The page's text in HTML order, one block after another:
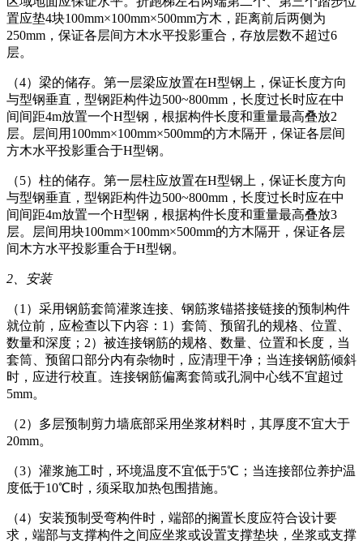
置应垫4块100mm×100mm×500mm方木，距离前后两侧为
250mm，保证各层间方木水平投影重合，存放层数不超过6
层。
（4）梁的储存。第一层梁应放置在H型钢上，保证长度方向
与型钢垂直，型钢距构件边500~800mm，长度过长时应在中
间间距4m放置一个H型钢，根据构件长度和重量最高叠放2
层。层间用100mm×100mm×500mm的方木隔开，保证各层间
方木水平投影重合于H型钢。
（5）柱的储存。第一层柱应放置在H型钢上，保证长度方向
与型钢垂直，型钢距构件边500~800mm，长度过长时应在中
间间距4m放置一个H型钢，根据构件长度和重量最高叠放3
层。层间用块100mm×100mm×500mm的方木隔开，保证各层
间木方水平投影重合于H型钢。
2、 安装
（1）采用钢筋套筒灌浆连接、钢筋浆锚搭接链接的预制构件
就位前，应检查以下内容：1）套筒、预留孔的规格、位置、
数量和深度；2）被连接钢筋的规格、数量、位置和长度，当
套筒、预留口部分内有杂物时，应清理干净；当连接钢筋倾斜
时，应进行校直。连接钢筋偏离套筒或孔洞中心线不宜超过
5mm。
（2）多层预制剪力墙底部采用坐浆材料时，其厚度不宜大于
20mm。
（3）灌浆施工时，环境温度不宜低于5℃；当连接部位养护温
度低于10℃时，须采取加热包围措施。
（4）安装预制受弯构件时，端部的搁置长度应符合设计要
求，端部与支撑构件之间应坐浆或设置支撑垫块，坐浆或支撑